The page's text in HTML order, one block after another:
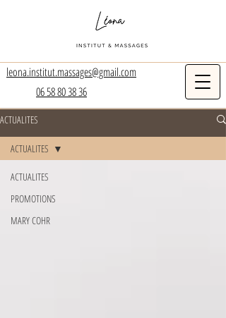
leona.institut.massages@gmail.com
06 58 80 38 36
ACTUALITES
ACTUALITES
PROMOTIONS
MARY COHR
ACTUALITES